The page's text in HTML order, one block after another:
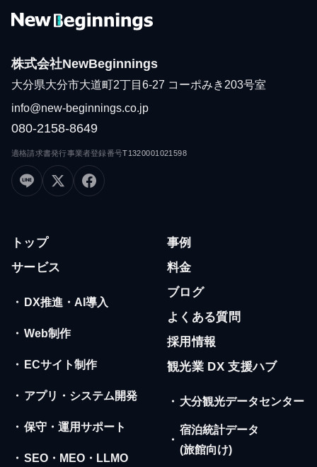
株式会社NewBeginnings
大分県大分市大道町2丁目6-27 コーポみき203号室
info@new-beginnings.co.jp
080-2158-8649
適格請求書発行事業者登録番号T1320001021598
トップ
サービス
・ DX推進・AI導入
・ Web制作
・ ECサイト制作
・ アプリ・システム開発
・ 保守・運用サポート
・ SEO・MEO・LLMO
事例
料金
ブログ
よくある質問
採用情報
観光業 DX 支援ハブ
・ 大分観光データセンター
・
宿泊統計データ
(旅館向け)